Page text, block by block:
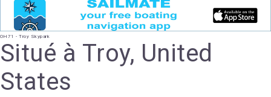
OH71 - Troy Skypark
Situé à Troy, United
States